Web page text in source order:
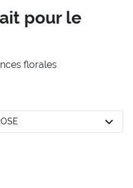
pour le
florales